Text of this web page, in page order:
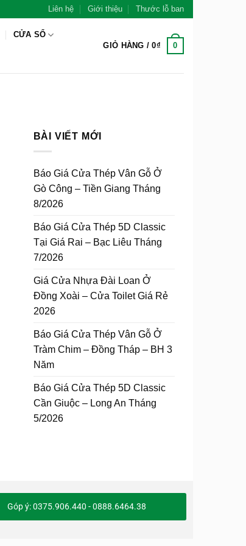
Liên hệ Giới thiệu Thước lỗ ban
CỬA SỔ
GIỎ HÀNG /0₫ 0
BÀI VIẾT MỚI
Báo Giá Cửa Thép Vân Gỗ Ở
Gò Công – Tiền Giang Tháng
8/2026
Báo Giá Cửa Thép 5D Classic
Tại Giá Rai – Bạc Liêu Tháng
7/2026
Giá Cửa Nhựa Đài Loan Ở
Đồng Xoài – Cửa Toilet Giá Rẻ
2026
Báo Giá Cửa Thép Vân Gỗ Ở
Tràm Chim – Đồng Tháp – BH 3
Năm
Báo Giá Cửa Thép 5D Classic
Cần Giuộc – Long An Tháng
5/2026
Góp ý: 0375.906.440 - 0888.6464.38